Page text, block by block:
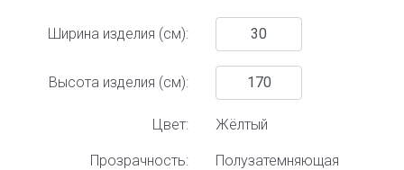
Ширина изделия (см):
Высота изделия (см):
Цвет: Жёлтый
Прозрачность: Полузатемняющая